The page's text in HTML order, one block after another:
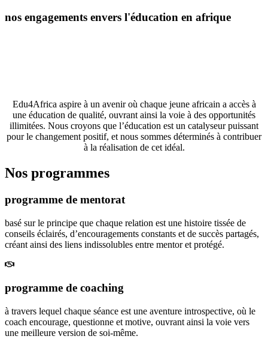
nos engagements envers l'éducation en afrique
Edu4Africa aspire à un avenir où chaque jeune africain a accès à
une éducation de qualité, ouvrant ainsi la voie à des opportunités
illimitées. Nous croyons que l’éducation est un catalyseur puissant
pour le changement positif, et nous sommes déterminés à contribuer
à la réalisation de cet idéal.
Nos programmes
programme de mentorat
basé sur le principe que chaque relation est une histoire tissée de
conseils éclairés, d’encouragements constants et de succès partagés,
créant ainsi des liens indissolubles entre mentor et protégé.
programme de coaching
à travers lequel chaque séance est une aventure introspective, où le
coach encourage, questionne et motive, ouvrant ainsi la voie vers
une meilleure version de soi-même.